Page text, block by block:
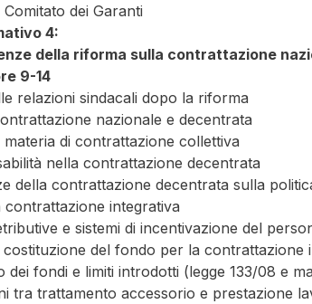
dei Garanti
4:
della riforma sulla contrattazione
9-14
relazioni sindacali dopo la riforma
nazionale e decentrata
materia di contrattazione collettiva
nella contrattazione decentrata
della contrattazione decentrata sulla
integrativa
e sistemi di incentivazione del
costituzione del fondo per la contrattazione
dei fondi e limiti introdotti (legge 133/08 e
tra trattamento accessorio e prestazione